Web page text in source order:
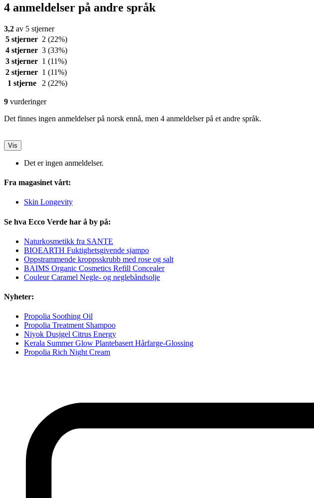
4 anmeldelser på andre språk
3,2 av 5 stjerner
5 stjerner 2 (22%)
4 stjerner 3 (33%)
3 stjerner 1 (11%)
2 stjerner 1 (11%)
1 stjerne
2 (22%)
9 vurderinger
Det finnes ingen anmeldelser på norsk ennå, men 4 anmeldelser på et andre språk.
Vis
Det er ingen anmeldelser.
Fra magasinet vårt:
Skin Longevity
Se hva Ecco Verde har å by på:
Naturkosmetikk fra SANTE
BIOEARTH Fuktighetsgivende sjampo
Oppstrammende kroppsskrubb med rose og salt
BAIMS Organic Cosmetics Refill Concealer
Couleur Caramel Negle- og neglebåndsolje
Nyheter:
Propolia Soothing Oil
Propolia Treatment Shampoo
Niyok Dusjgel Citrus Energy
Kerala Summer Glow Plantebasert Hårfarge-Glossing
Propolia Rich Night Cream